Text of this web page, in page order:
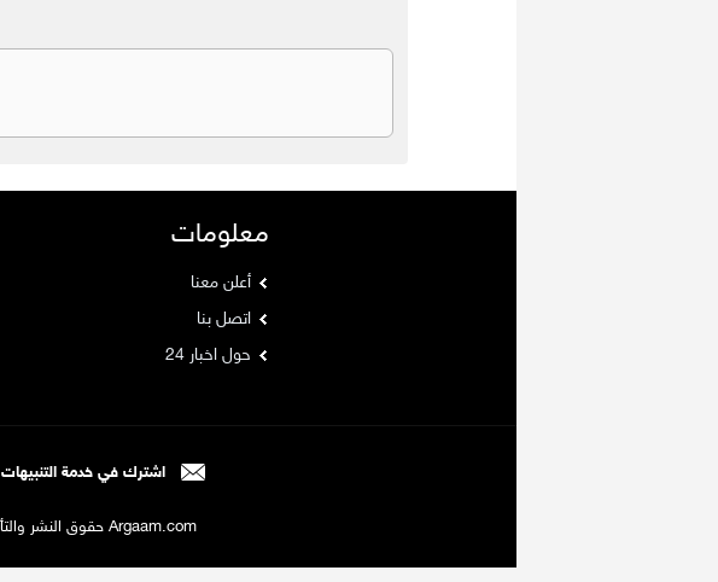
معلومات
أعلن معنا
اتصل بنا
حول اخبار 24
اشترك في خدمة التنبيهات
Argaam.com حقوق النشر والتأليف © 2015، شركة أرقام بزنس إنفو , جميع الحقوق محفوظة